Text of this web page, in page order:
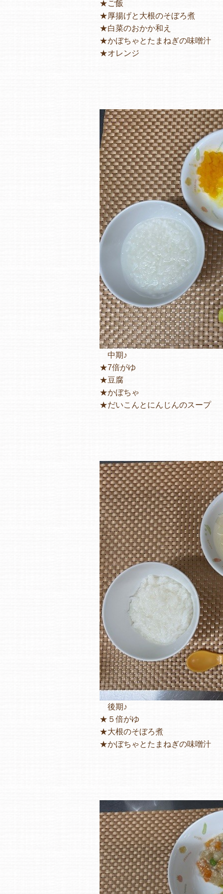
★ご飯
★厚揚げと大根のそぼろ煮
★白菜のおかか和え
★かぼちゃとたまねぎの味噌汁
★オレンジ
中期♪
★7倍がゆ
★豆腐
★かぼちゃ
★だいこんとにんじんのスープ
後期♪
★５倍がゆ
★大根のそぼろ煮
★かぼちゃとたまねぎの味噌汁